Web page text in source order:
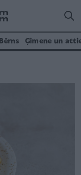
Bērns Ģimene un